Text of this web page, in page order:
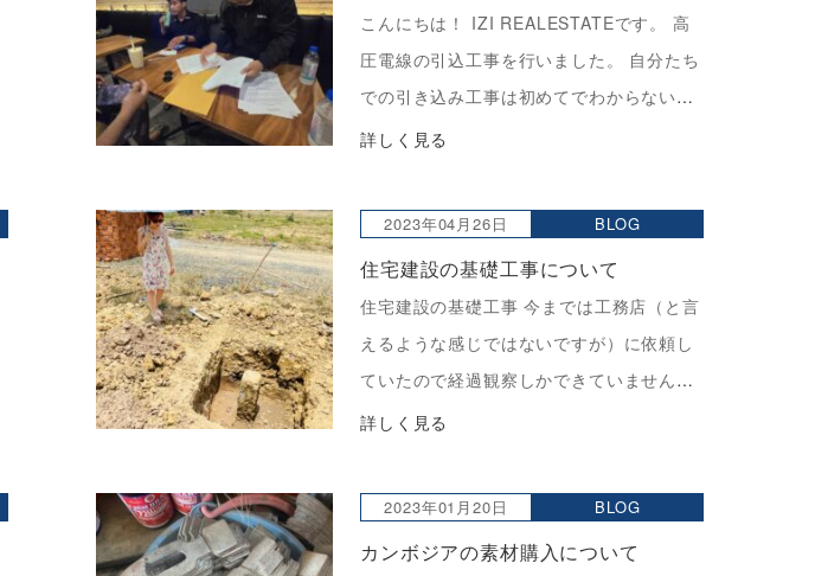
こんにちは！ IZI REALESTATEです。 高
圧電線の引込工事を行いました。 自分たち
での引き込み工事は初めてでわからないこ
とだらけでしたがなんとか無事契約にいた
最初コンポン […]
詳しく見る
2023年04月26日 BLOG
住宅建設の基礎工事について
住宅建設の基礎工事 今までは工務店（と言
えるような感じではないですが）に依頼し
ていたので経過観察しかできていませんで
したが、今は本当にゼロから全て自分たち
ます。 基礎工事。 Resu […]
詳しく見る
2023年01月20日 BLOG
カンボジアの素材購入について